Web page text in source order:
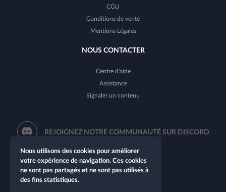
CGU
Conditions de vente
Mentions Légales
NOUS CONTACTER
Centre d'aide
Assistance
Signaler un contenu
REJOIGNEZ NOTRE COMMUNAUTÉ SUR DISCORD
Nous utilisons des cookies pour améliorer
votre expérience de navigation. Ces cookies
ne sont pas partagés et ne sont pas utilisés à
des fins statistiques.